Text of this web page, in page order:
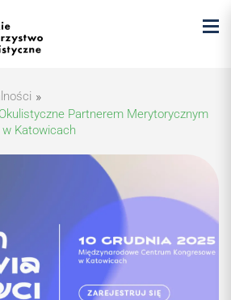
»
Partnerem Merytorycznym
Katowicach